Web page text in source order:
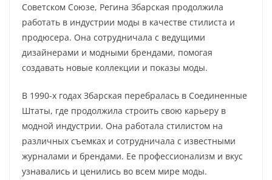
Советском Союзе, Регина Збарская продолжила
работать в индустрии моды в качестве стилиста и
продюсера. Она сотрудничала с ведущими
дизайнерами и модными брендами, помогая
создавать новые коллекции и показы моды.
В 1990-х годах Збарская перебралась в Соединенные
Штаты, где продолжила строить свою карьеру в
модной индустрии. Она работала стилистом на
различных съемках и сотрудничала с известными
журналами и брендами. Ее профессионализм и вкус
узнавались и ценились во всем мире моды.